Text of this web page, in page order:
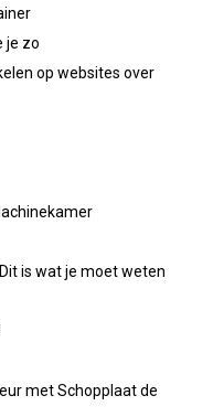
je zo
op websites over
is wat je moet weten
met Schopplaat de